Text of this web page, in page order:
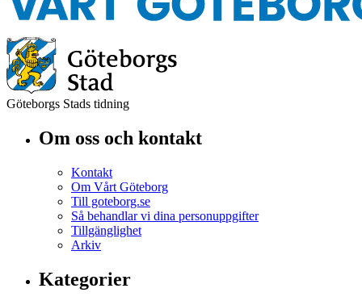
Göteborgs Stads tidning
Om oss och kontakt
Kontakt
Om Vårt Göteborg
Till goteborg.se
Så behandlar vi dina personuppgifter
Tillgänglighet
Arkiv
Kategorier